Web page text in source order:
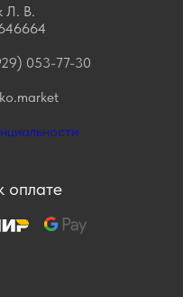
Л. В.
053-77-30
оплате